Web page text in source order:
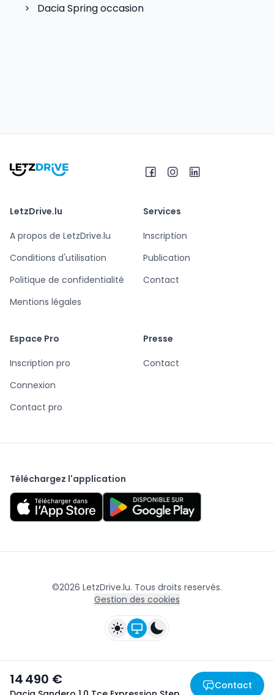
> Dacia Springoccasion
14 490 € Contact
LetzDrive.lu
A propos de LetzDrive.lu
Conditions d'utilisation
Politique de confidentialité
Mentions légales
Services
Inscription
Publication
Contact
Espace Pro
Inscription pro
Connexion
Contact pro
Presse
Contact
Téléchargez l'application
©2026 LetzDrive.lu. Tous droits reservés.
Gestion des cookies